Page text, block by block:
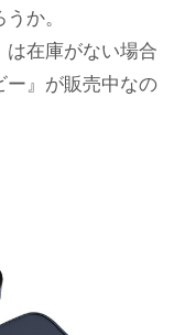
か。
在庫がない場合
ー』が販売中なの